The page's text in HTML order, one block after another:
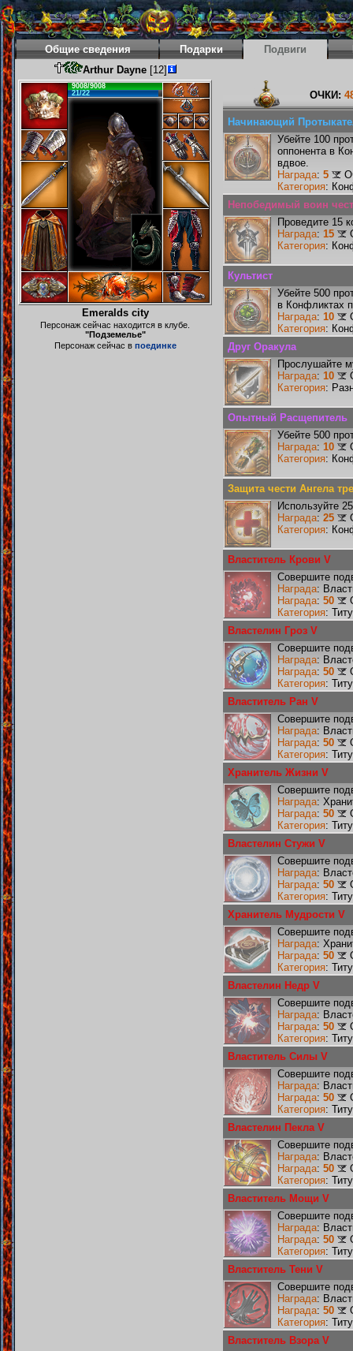
Общие сведения Подарки Подвиги
Arthur Dayne[12]
9008/9008
21/22
Emeralds city
Персонаж сейчас находится в клубе.
"Подземелье"
Персонаж сейчас в поединке
ОЧКИ:
Начинающий
Убейте 100
оппонента в
вдвое.
Награда: 5
Категория:
Непобедимый воин
Проведите 15
Награда: 15
Категория:
Культист
Убейте 500
в Конфликтах
Награда: 10
Категория:
Друг Оракула
Прослушайте
Награда: 10
Категория:
Опытный Расщепитель
Убейте 500
Награда: 10
Категория:
Защита чести Ангела
Используйте
Награда: 25
Категория:
Властитель Крови V
Совершите
Награда:
Награда: 50
Категория:
Властелин Гроз V
Совершите
Награда:
Награда: 50
Категория:
Властитель Ран V
Совершите
Награда:
Награда: 50
Категория:
Хранитель Жизни V
Совершите
Награда:
Награда: 50
Категория:
Властелин Стужи V
Совершите
Награда:
Награда: 50
Категория:
Хранитель Мудрости V
Совершите
Награда:
Награда: 50
Категория:
Властелин Недр V
Совершите
Награда:
Награда: 50
Категория:
Властитель Силы V
Совершите
Награда:
Награда: 50
Категория:
Властелин Пекла V
Совершите
Награда:
Награда: 50
Категория:
Властитель Мощи V
Совершите
Награда:
Награда: 50
Категория:
Властитель Тени V
Совершите
Награда:
Награда: 50
Категория:
Властитель Взора V